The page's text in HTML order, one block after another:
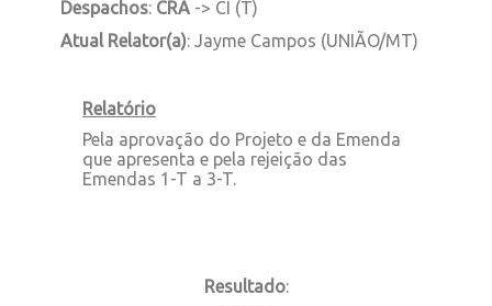
Despachos: CRA -> CI (T)
Atual Relator(a): Jayme Campos (UNIÃO/MT)
Relatório
Pela aprovação do Projeto e da Emenda
que apresenta e pela rejeição das
Emendas 1-T a 3-T.
Resultado: